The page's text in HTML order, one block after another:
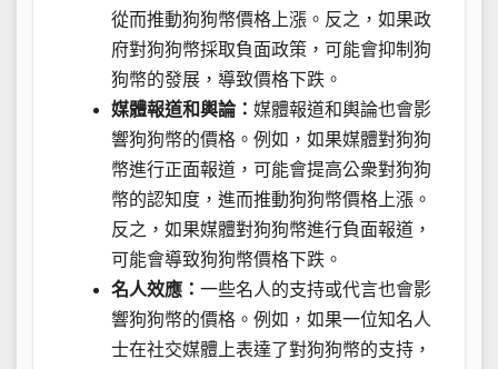
從而推動狗狗幣價格上漲。反之，如果政
府對狗狗幣採取負面政策，可能會抑制狗
狗幣的發展，導致價格下跌。
媒體報道和輿論： 媒體報道和輿論也會影
響狗狗幣的價格。例如，如果媒體對狗狗
幣進行正面報道，可能會提高公衆對狗狗
幣的認知度，進而推動狗狗幣價格上漲。
反之，如果媒體對狗狗幣進行負面報道，
可能會導致狗狗幣價格下跌。
名人效應： 一些名人的支持或代言也會影
響狗狗幣的價格。例如，如果一位知名人
士在社交媒體上表達了對狗狗幣的支持，